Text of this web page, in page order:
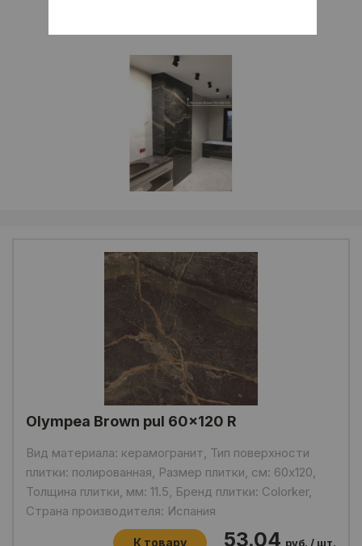
Olympea Brown pul 60x120 R
Вид материала: керамогранит, Тип поверхности
плитки: полированная, Размер плитки, см: 60x120,
Толщина плитки, мм: 11.5, Бренд плитки: Colorker,
Страна производителя: Испания
К товару 53.04 руб. / шт.